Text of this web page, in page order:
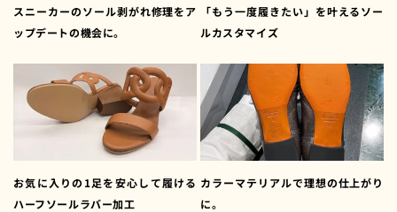
スニーカーのソール剥がれ修理をア
ップデートの機会に。
「もう一度履きたい」を叶えるソー
ルカスタマイズ
お気に入りの1足を安心して履ける
ハーフソールラバー加工
カラーマテリアルで理想の仕上がり
に。